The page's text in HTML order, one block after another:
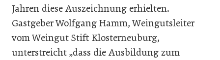
Jahren diese Auszeichnung erhielten.
Gastgeber Wolfgang Hamm, Weingutsleiter
vom Weingut Stift Klosterneuburg,
unterstreicht „dass die Ausbildung zum